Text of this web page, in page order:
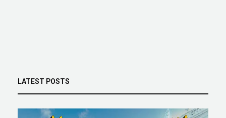
LATEST POSTS